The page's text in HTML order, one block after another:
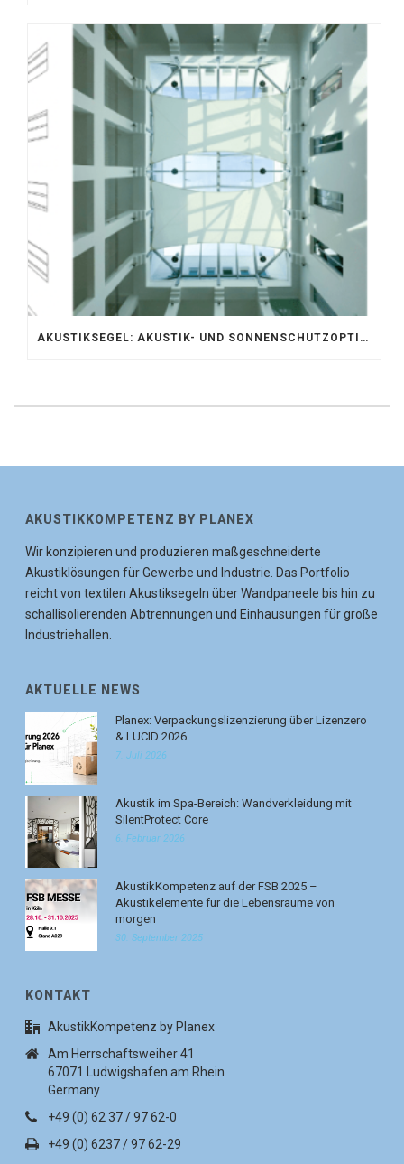
AKUSTIKSEGEL: AKUSTIK- UND SONNENSCHUTZOPTIMIERUNG IM ATRIUM DER UNIVERSITÄT BONN
AKUSTIKKOMPETENZ BY PLANEX
Wir konzipieren und produzieren maßgeschneiderte
Akustiklösungen für Gewerbe und Industrie. Das Portfolio
reicht von textilen Akustiksegeln über Wandpaneele bis hin zu
schallisolierenden Abtrennungen und Einhausungen für große
Industriehallen.
AKTUELLE NEWS
Planex: Verpackungslizenzierung über Lizenzero
& LUCID 2026
7. Juli 2026
Akustik im Spa-Bereich: Wandverkleidung mit
SilentProtect Core
6. Februar 2026
AkustikKompetenz auf der FSB 2025 –
Akustikelemente für die Lebensräume von
morgen
30. September 2025
KONTAKT
AkustikKompetenz by Planex
Am Herrschaftsweiher 41
67071 Ludwigshafen am Rhein
Germany
+49 (0) 62 37 / 97 62-0
+49 (0) 6237 / 97 62-29